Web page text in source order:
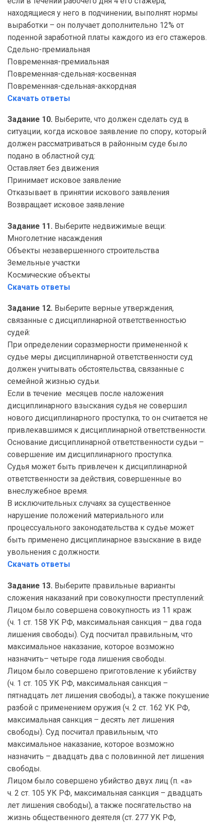
находящиеся у него в подчинении, выполнят нормы
выработки – он получает дополнительно 12% от
поденной заработной платы каждого из его стажеров.
Сдельно-премиальная
Повременная-премиальная
Повременная-сдельная-косвенная
Повременная-сдельная-аккордная
Скачать ответы
Задание 10. Выберите, что должен сделать суд в
ситуации, когда исковое заявление по спору, который
должен рассматриваться в районным суде было
подано в областной суд:
Оставляет без движения
Принимает исковое заявление
Отказывает в принятии искового заявления
Возвращает исковое заявление
Задание 11. Выберите недвижимые вещи:
Многолетние насаждения
Объекты незавершенного строительства
Земельные участки
Космические объекты
Скачать ответы
Задание 12. Выберите верные утверждения,
связанные с дисциплинарной ответственностью
судей:
При определении соразмерности примененной к
судье меры дисциплинарной ответственности суд
должен учитывать обстоятельства, связанные с
семейной жизнью судьи.
Если в течение месяцев после наложения
дисциплинарного взыскания судья не совершил
нового дисциплинарного проступка, то он считается не
привлекавшимся к дисциплинарной ответственности.
Основание дисциплинарной ответственности судьи –
совершение им дисциплинарного проступка.
Судья может быть привлечен к дисциплинарной
ответственности за действия, совершенные во
внеслужебное время.
В исключительных случаях за существенное
нарушение положений материального или
процессуального законодательства к судье может
быть применено дисциплинарное взыскание в виде
увольнения с должности.
Скачать ответы
Задание 13. Выберите правильные варианты
сложения наказаний при совокупности преступлений:
Лицом было совершена совокупность из 11 краж
(ч. 1 ст. 158 УК РФ, максимальная санкция – два года
лишения свободы). Суд посчитал правильным, что
максимальное наказание, которое возможно
назначить– четыре года лишения свободы.
Лицом было совершено приготовление к убийству
(ч. 1 ст. 105 УК РФ, максимальная санкция –
пятнадцать лет лишения свободы), а также покушение
разбой с применением оружия (ч. 2 ст. 162 УК РФ,
максимальная санкция – десять лет лишения
свободы). Суд посчитал правильным, что
максимальное наказание, которое возможно
назначить – двадцать два с половинной лет лишения
свободы.
Лицом было совершено убийство двух лиц (п. «а»
ч. 2 ст. 105 УК РФ, максимальная санкция – двадцать
лет лишения свободы), а также посягательство на
жизнь общественного деятеля (ст. 277 УК РФ,